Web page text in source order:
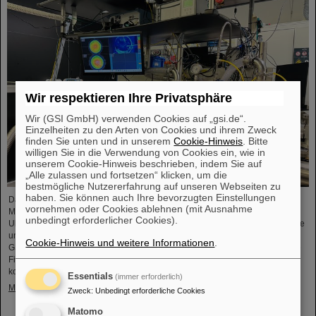
Das Projekt „Innovationspartnerschaft für Hochfluss-EUV-Strahlquellen in
Metrologie und Bildgebung (InnoEUV)” entwickelt lasergetriebene Extreme-
Ultraviolett-(EUV)-Strahlquellen gezielt weiter für Anwendungen in Metrologie
und Bildgebung. Die Kooperation von Helmholtz Institut Jena (HI-Jena) und
GSI Helmholtzzentrum für Schwerionenforschung in Darmstadt mit der Active
Fiber Systems GmbH (AFS) soll die Überführung in anwendungsnahe und
kommerzielle Anwendungen beschleunigen.
Mehr »
Wir respektieren Ihre Privatsphäre
Wir (GSI GmbH) verwenden Cookies auf „gsi.de“.
Einzelheiten zu den Arten von Cookies und ihrem Zweck
finden Sie unten und in unseremCookie-Hinweis . Bitte
willigen Sie in die Verwendung von Cookies ein, wie in
unserem Cookie-Hinweis beschrieben, indem Sie auf
„Alle zulassen und fortsetzen“ klicken, um die
bestmögliche Nutzererfahrung auf unseren Webseiten zu
haben. Sie können auch Ihre bevorzugten Einstellungen
vornehmen oder Cookies ablehnen (mit Ausnahme
unbedingt erforderlicher Cookies).
Cookie-Hinweis und weitere Informationen
Essentials (immer erforderlich)
Zweck: Unbedingt erforderliche Cookies
Matomo